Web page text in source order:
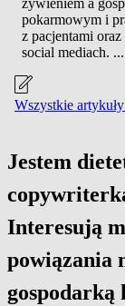
żywieniem a
pokarmowym i
z pacjentami
social mediach. ...
Wszystkie
Jestem
Interesują
powiązania
gospodarką